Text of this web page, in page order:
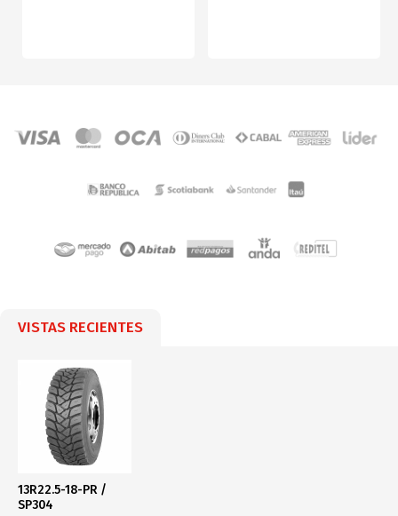
VISTAS RECIENTES
13R22.5-18-PR /
SP304